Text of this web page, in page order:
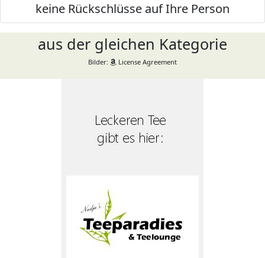
keine Rückschlüsse auf Ihre Person
aus der gleichen Kategorie
Bilder: License Agreement